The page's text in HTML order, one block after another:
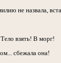
не назвала,
взять! В морг!
сбежала она!